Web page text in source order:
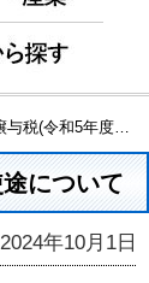
5年度分)の使途について
について
2024年10月1日